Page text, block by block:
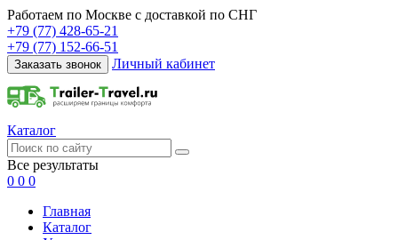
Работаем по Москве с доставкой по СНГ
+79 (77) 428-65-21
+79 (77) 152-66-51
Заказать звонок Личный кабинет
Каталог
Все результаты
0 0 0
Главная
Каталог